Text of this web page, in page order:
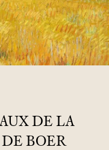
DE LA
BOER